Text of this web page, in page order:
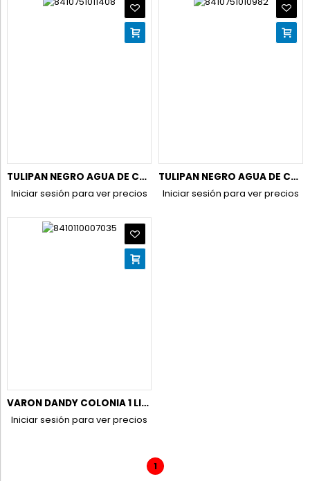
TULIPAN NEGRO AGUA DE COLONIA 800ML. FRESA Y NATA
Iniciar sesión para ver precios
TULIPAN NEGRO AGUA DE COLONIA 800ML. ORIGINAL 1953
Iniciar sesión para ver precios
VARON DANDY COLONIA 1 LITRO
Iniciar sesión para ver precios
1